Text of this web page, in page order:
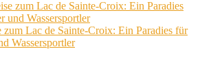
zum Lac de Sainte-Croix: Ein Paradies für
Wassersportler